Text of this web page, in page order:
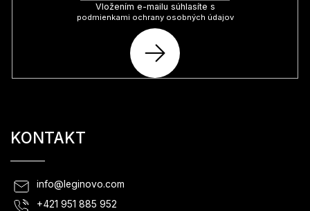
Vložením e-mailu súhlasíte s
podmienkami ochrany osobných údajov
PRIHLÁSIŤ
SA
KONTAKT
info@ leginovo.com
+421 951 885 952